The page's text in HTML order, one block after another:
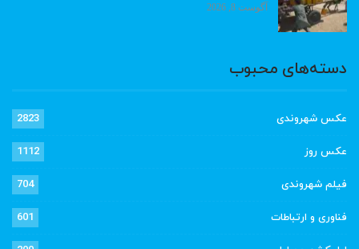
آگوست 8, 2026
دسته‌های محبوب
عکس شهروندی 2823
عکس روز 1112
فیلم شهروندی 704
فناوری و ارتباطات 601